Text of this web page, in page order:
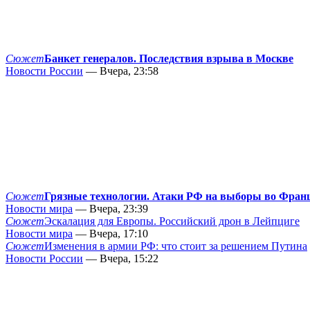
СюжетБанкет генералов. Последствия взрыва в Москве
Новости России — Вчера, 23:58
СюжетГрязные технологии. Атаки РФ на выборы во
Новости мира — Вчера, 23:39
СюжетЭскалация для Европы. Российский дрон в Лейпциге
Новости мира — Вчера, 17:10
СюжетИзменения в армии РФ: что стоит за решением Путина
Новости России — Вчера, 15:22